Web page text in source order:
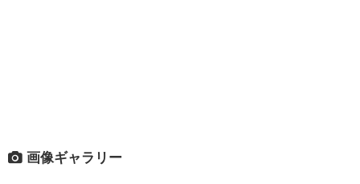
画像ギャラリー